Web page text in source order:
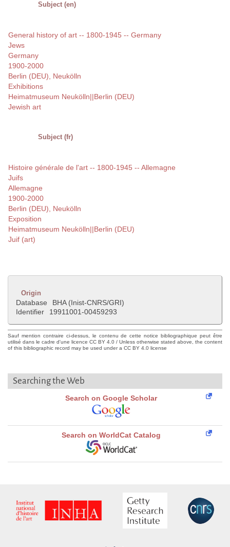
Subject (en)
General history of art -- 1800-1945 -- Germany
Jews
Germany
1900-2000
Berlin (DEU), Neukölln
Exhibitions
Heimatmuseum Neukölln||Berlin (DEU)
Jewish art
Subject (fr)
Histoire générale de l'art -- 1800-1945 -- Allemagne
Juifs
Allemagne
1900-2000
Berlin (DEU), Neukölln
Exposition
Heimatmuseum Neukölln||Berlin (DEU)
Juif (art)
Origin
Database
BHA (Inist-CNRS/GRI)
Identifier
19911001-00459293
Sauf mention contraire ci-dessus, le contenu de cette notice bibliographique peut être
utilisé dans le cadre d'une licence CC BY 4.0 / Unless otherwise stated above, the content
of this bibliographic record may be used under a CC BY 4.0 license
Searching the Web
Search on Google Scholar
Search on WorldCat Catalog